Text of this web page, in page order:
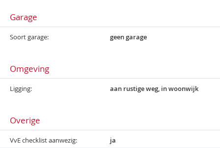
Garage
Soort garage geen garage
Omgeving
Ligging aan rustige weg, in woonwijk
Overige
VvE checklist aanwezig
ja